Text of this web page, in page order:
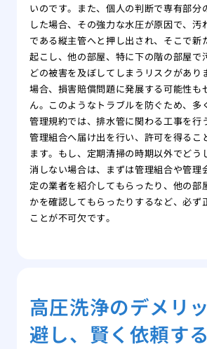
いのです。また、個人の判断で専有部分
した場合、その強力な水圧が原因で、汚
である縦主管へと押し出され、そこで新
起こし、他の部屋、特に下の階の部屋で
どの被害を及ぼしてしまうリスクがあり
場合、損害賠償問題に発展する可能性も
ん。このようなトラブルを防ぐため、多
管理規約では、排水管に関わる工事を行
管理組合へ届け出を行い、許可を得るこ
ます。もし、定期清掃の時期以外でどう
消しない場合は、まずは管理組合や管理
定の業者を紹介してもらったり、他の部
かを確認してもらったりするなど、必ず
ことが不可欠です。
高圧洗浄のデメリ
避し、賢く依頼す